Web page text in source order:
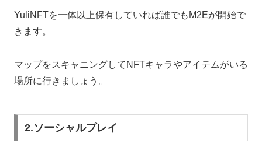
YuliNFTを一体以上保有していれば誰でもM2Eが開始で
きます。
マップをスキャニングしてNFTキャラやアイテムがいる
場所に行きましょう。
2.ソーシャルプレイ